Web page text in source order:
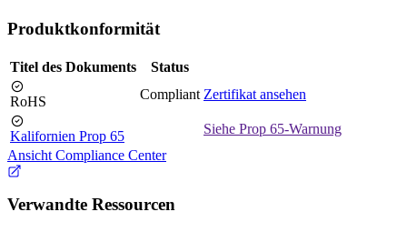
Produktkonformität
Titel des Dokuments Status
RoHS Compliant Zertifikat ansehen
Kalifornien Prop 65
Siehe Prop 65-Warnung
Ansicht Compliance Center
Verwandte Ressourcen